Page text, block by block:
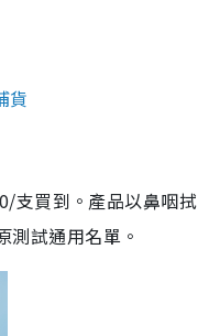
貨
支買到。產品以鼻咽
試通用名單。